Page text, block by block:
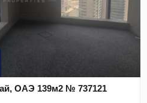
ОАЭ 139м2 № 737121